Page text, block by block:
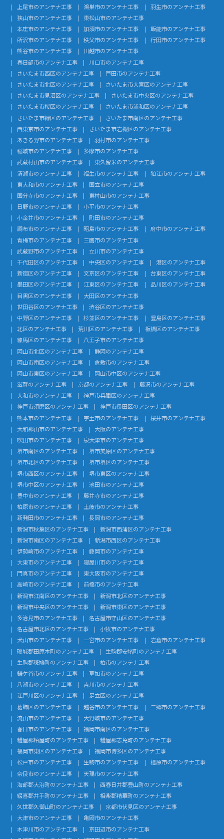
上尾市のアンテナ工事
鴻巣市のアンテナ工事
羽生市のアンテナ工事
狭山市のアンテナ工事
東松山市のアンテナ工事
本庄市のアンテナ工事
加須市のアンテナ工事
飯能市のアンテナ工事
所沢市のアンテナ工事
秩父市のアンテナ工事
行田市のアンテナ工事
熊谷市のアンテナ工事
川越市のアンテナ工事
春日部市のアンテナ工事
川口市のアンテナ工事
さいたま市西区のアンテナ工事
戸田市のアンテナ工事
さいたま市北区のアンテナ工事
さいたま市大宮区のアンテナ工事
さいたま市見沼区のアンテナ工事
さいたま市中央区のアンテナ工事
さいたま市桜区のアンテナ工事
さいたま市浦和区のアンテナ工事
さいたま市緑区のアンテナ工事
さいたま市南区のアンテナ工事
西東京市のアンテナ工事
さいたま市岩槻区のアンテナ工事
あきる野市のアンテナ工事
羽村市のアンテナ工事
稲城市のアンテナ工事
多摩市のアンテナ工事
武蔵村山市のアンテナ工事
東久留米のアンテナ工事
清瀬市のアンテナ工事
福生市のアンテナ工事
狛江市のアンテナ工事
東大和市のアンテナ工事
国立市のアンテナ工事
国分寺市のアンテナ工事
東村山市のアンテナ工事
日野市のアンテナ工事
小平市のアンテナ工事
小金井市のアンテナ工事
町田市のアンテナ工事
調布市のアンテナ工事
昭島市のアンテナ工事
府中市のアンテナ工事
青梅市のアンテナ工事
三鷹市のアンテナ工事
武蔵野市のアンテナ工事
立川市のアンテナ工事
千代田区のアンテナ工事
中央区のアンテナ工事
港区のアンテナ工事
新宿区のアンテナ工事
文京区のアンテナ工事
台東区のアンテナ工事
墨田区のアンテナ工事
江東区のアンテナ工事
品川区のアンテナ工事
目黒区のアンテナ工事
大田区のアンテナ工事
世田谷区のアンテナ工事
渋谷区のアンテナ工事
中野区のアンテナ工事
杉並区のアンテナ工事
豊島区のアンテナ工事
北区のアンテナ工事
荒川区のアンテナ工事
板橋区のアンテナ工事
練馬区のアンテナ工事
八王子市のアンテナ工事
岡山市北区のアンテナ工事
静岡のアンテナ工事
岡山市南区のアンテナ工事
倉敷市のアンテナ工事
岡山市東区のアンテナ工事
岡山市中区のアンテナ工事
滋賀のアンテナ工事
京都のアンテナ工事
藤沢市のアンテナ工事
大和市のアンテナ工事
神戸市兵庫区のアンテナ工事
神戸市須磨区のアンテナ工事
神戸市長田区のアンテナ工事
熊本市のアンテナ工事
宇土市のアンテナ工事
桜井市のアンテナ工事
大和郡山市のアンテナ工事
大阪のアンテナ工事
吹田市のアンテナ工事
泉大津市のアンテナ工事
堺市南区のアンテナ工事
堺市美原区のアンテナ工事
堺市北区のアンテナ工事
堺市堺区のアンテナ工事
堺市西区のアンテナ工事
堺市東区のアンテナ工事
堺市中区のアンテナ工事
池田市のアンテナ工事
豊中市のアンテナ工事
藤井寺市のアンテナ工事
柏原市のアンテナ工事
土岐市のアンテナ工事
新発田市のアンテナ工事
長岡市のアンテナ工事
新潟市秋葉区のアンテナ工事
新潟市西蒲区のアンテナ工事
新潟市南区のアンテナ工事
新潟市西区のアンテナ工事
伊勢崎市のアンテナ工事
藤岡市のアンテナ工事
大東市のアンテナ工事
寝屋川市のアンテナ工事
門真市のアンテナ工事
東大阪市のアンテナ工事
高崎市のアンテナ工事
前橋市のアンテナ工事
新潟市江南区のアンテナ工事
新潟市北区のアンテナ工事
新潟市中央区のアンテナ工事
新潟市東区のアンテナ工事
多治見市のアンテナ工事
名古屋市守山区のアンテナ工事
名古屋市北区のアンテナ工事
小牧市のアンテナ工事
犬山市のアンテナ工事
一宮市のアンテナ工事
岩倉市のアンテナ工事
磯城郡田原本町のアンテナ工事
生駒郡安堵町のアンテナ工事
生駒郡斑鳩町のアンテナ工事
柏市のアンテナ工事
鎌ケ谷市のアンテナ工事
草加市のアンテナ工事
八潮市のアンテナ工事
吉川市のアンテナ工事
江戸川区のアンテナ工事
足立区のアンテナ工事
葛飾区のアンテナ工事
越谷市のアンテナ工事
三郷市のアンテナ工事
流山市のアンテナ工事
大野城市のアンテナ工事
春日市のアンテナ工事
福岡市南区のアンテナ工事
糟屋郡粕屋町のアンテナ工事
糟屋郡志免町のアンテナ工事
福岡市東区のアンテナ工事
福岡市博多区のアンテナ工事
松戸市のアンテナ工事
生駒市のアンテナ工事
橿原市のアンテナ工事
奈良市のアンテナ工事
天理市のアンテナ工事
海部郡大治町のアンテナ工事
西春日井郡豊山町のアンテナ工事
綴喜郡井手町のアンテナ工事
相楽郡精華町のアンテナ工事
久世郡久御山町のアンテナ工事
京都市伏見区のアンテナ工事
大津市のアンテナ工事
亀岡市のアンテナ工事
木津川市のアンテナ工事
京田辺市のアンテナ工事